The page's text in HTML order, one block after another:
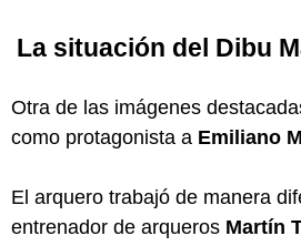
La situación del Dibu
Otra de las imágenes
como protagonista a Emiliano
El arquero trabajó de manera
entrenador de arqueros Martín